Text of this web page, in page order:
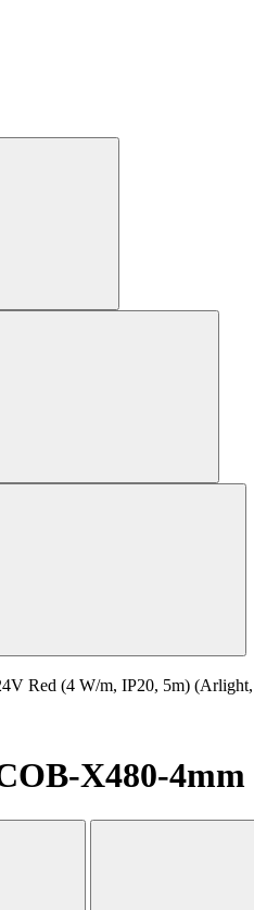
Red (4 W/m, IP20, 5m)
X480-